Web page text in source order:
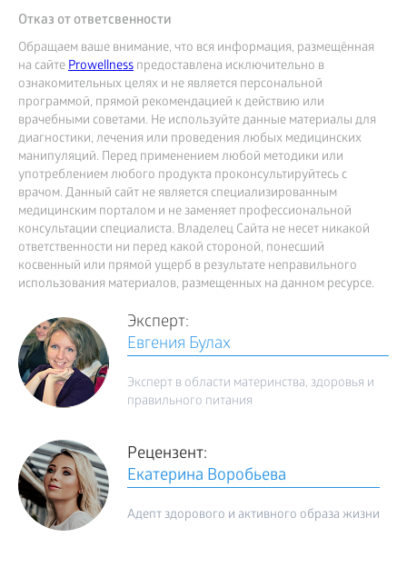
Отказ от ответсвенности
Обращаем ваше внимание, что вся информация, размещённая
на сайтеProwellness предоставлена исключительно в
ознакомительных целях и не является персональной
программой, прямой рекомендацией к действию или
врачебными советами. Не используйте данные материалы для
диагностики, лечения или проведения любых медицинских
манипуляций. Перед применением любой методики или
употреблением любого продукта проконсультируйтесь с
врачом. Данный сайт не является специализированным
медицинским порталом и не заменяет профессиональной
консультации специалиста. Владелец Сайта не несет никакой
ответственности ни перед какой стороной, понесший
косвенный или прямой ущерб в результате неправильного
использования материалов, размещенных на данном ресурсе.
Эксперт:
Евгения Булах
Эксперт в области материнства, здоровья и
правильного питания
Рецензент:
Екатерина Воробьева
Адепт здорового и активного образа жизни